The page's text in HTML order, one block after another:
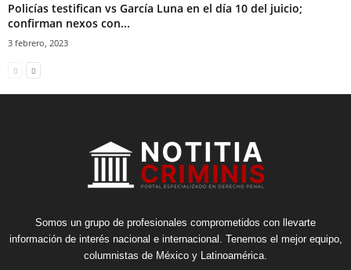
Policías testifican vs García Luna en el día 10 del juicio;
confirman nexos con...
3 febrero, 2023
Somos un grupo de profesionales comprometidos con llevarte
información de interés nacional e internacional. Tenemos el mejor equipo,
columnistas de México y Latinoamérica.